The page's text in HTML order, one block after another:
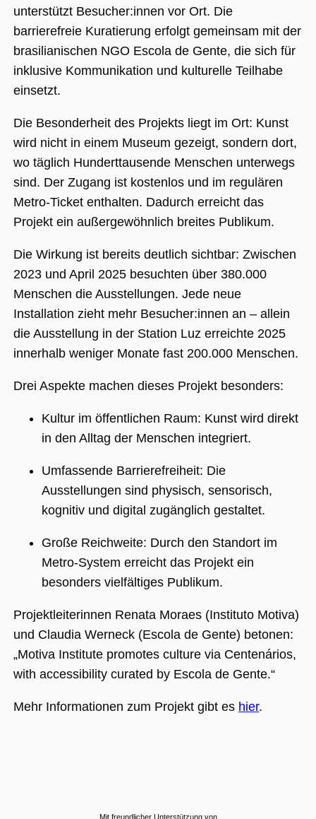
unterstützt Besucher:innen vor Ort. Die
barrierefreie Kuratierung erfolgt gemeinsam mit der
brasilianischen NGO Escola de Gente, die sich für
inklusive Kommunikation und kulturelle Teilhabe
einsetzt.
Die Besonderheit des Projekts liegt im Ort: Kunst
wird nicht in einem Museum gezeigt, sondern dort,
wo täglich Hunderttausende Menschen unterwegs
sind. Der Zugang ist kostenlos und im regulären
Metro-Ticket enthalten. Dadurch erreicht das
Projekt ein außergewöhnlich breites Publikum.
Die Wirkung ist bereits deutlich sichtbar: Zwischen
2023 und April 2025 besuchten über 380.000
Menschen die Ausstellungen. Jede neue
Installation zieht mehr Besucher:innen an – allein
die Ausstellung in der Station Luz erreichte 2025
innerhalb weniger Monate fast 200.000 Menschen.
Drei Aspekte machen dieses Projekt besonders:
Kultur im öffentlichen Raum: Kunst wird direkt
in den Alltag der Menschen integriert.
Umfassende Barrierefreiheit: Die
Ausstellungen sind physisch, sensorisch,
kognitiv und digital zugänglich gestaltet.
Große Reichweite: Durch den Standort im
Metro-System erreicht das Projekt ein
besonders vielfältiges Publikum.
Projektleiterinnen Renata Moraes (Instituto Motiva)
und Claudia Werneck (Escola de Gente) betonen:
„Motiva Institute promotes culture via Centenários,
with accessibility curated by Escola de Gente.“
Mehr Informationen zum Projekt gibt es hier.
Mit freundlicher Unterstützung von
_ga
Google LLC
1 Jahr 1
Google
verknüpft.
Dieses Cookie
wird
um eindeutige
Benutzer zu
indem eine
zufällig
Nummer als
zugewiesen
Es ist in jeder
enthalten und
wird zur
Besucher-,
für die Site-
_ga_BMK64VXYRJ
.museumsguide.net
1 Jahr 1
Monat
Dieses Cookie
wird von
den
_ga_GTFHPVQCWF
.museumsguide.net
1 Jahr 1
Dieses Cookie